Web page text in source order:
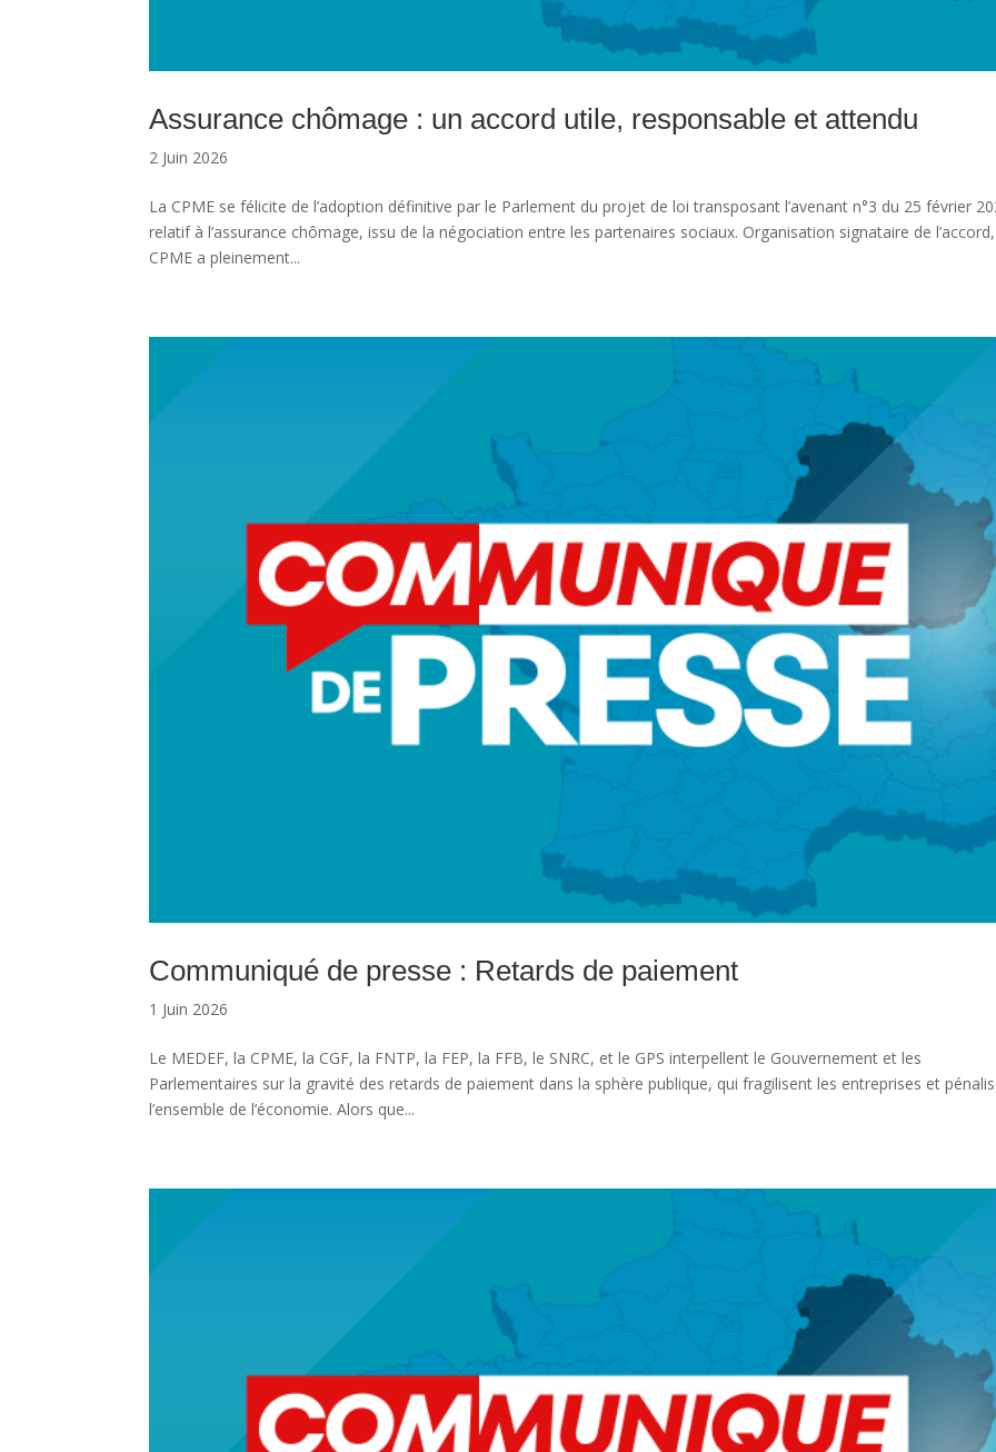
Assurance chômage : un accord utile, responsable et attendu
2 Juin 2026
La CPME se félicite de l’adoption définitive par le Parlement du projet de loi transposant l’avenant n°3 du 25 février
relatif à l’assurance chômage, issu de la négociation entre les partenaires sociaux. Organisation signataire de
CPME a pleinement...
Communiqué de presse : Retards de paiement
1 Juin 2026
Le MEDEF, la CPME, la CGF, la FNTP, la FEP, la FFB, le SNRC, et le GPS interpellent le Gouvernement et les
Parlementaires sur la gravité des retards de paiement dans la sphère publique, qui fragilisent les entreprises et
l’ensemble de l’économie. Alors que...